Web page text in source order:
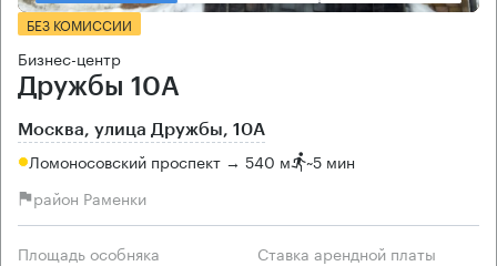
БЕЗ КОМИССИИ
Бизнес-центр
Дружбы 10А
Москва, улица Дружбы, 10А
Ломоносовский проспект → 540 м ~5 мин
район Раменки
Площадь особняка Ставка арендной платы